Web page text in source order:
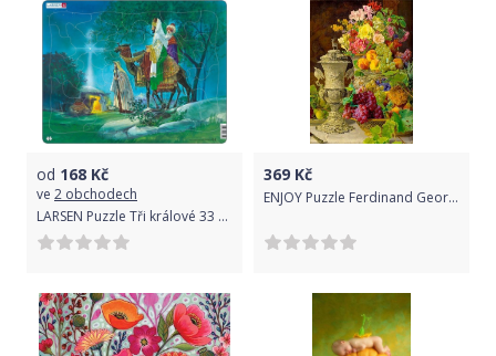
od 168 Kč
ve 2 obchodech
LARSEN Puzzle Tři králové 33 dílků
369 Kč
ENJOY Puzzle Ferdinand Georg Waldmuller: Zátiší s ovocem 1000 dílků